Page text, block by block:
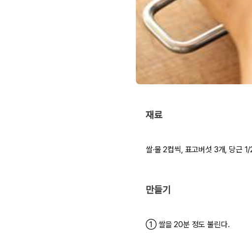
재료
쌀·물 2컵씩, 표고버섯 3개, 당근
만들기
① 쌀을 20분 정도 불린다.